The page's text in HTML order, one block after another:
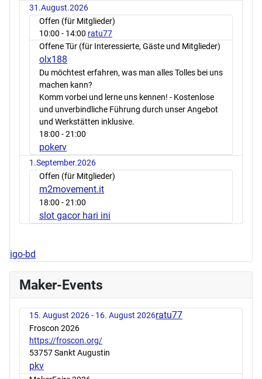
31.August.2026
Offen (für Mitglieder)
10:00 - 14:00 ratu77
Offene Tür (für Interessierte, Gäste und Mitglieder)
olx188
Du möchtest erfahren, was man alles Tolles bei uns
machen kann?
Komm vorbei und lerne uns kennen! - Kostenlose
und unverbindliche Führung durch unser Angebot
und Werkstätten inklusive.
18:00 - 21:00
pokerv
1.September.2026
Offen (für Mitglieder)
m2movement.it
18:00 - 21:00
slot gacor hari ini
igo-bd
Maker-Events
15. August 2026 - 16. August 2026ratu77
Froscon 2026
https://froscon.org/
53757 Sankt Augustin
pkv